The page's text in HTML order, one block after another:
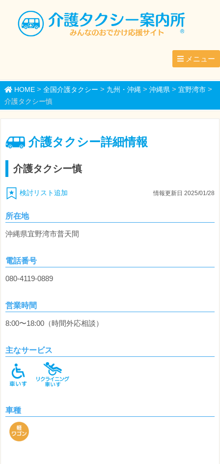
メニュー
HOME> 全国介護タクシー > 九州・沖縄> 沖縄県> 宜野湾市>
介護タクシー慎
介護タクシー詳細情報
介護タクシー慎
検討リスト追加 情報更新日 2025/01/28
所在地
沖縄県宜野湾市普天間
電話番号
080-4119-0889
営業時間
8:00〜18:00（時間外応相談）
主なサービス
車種